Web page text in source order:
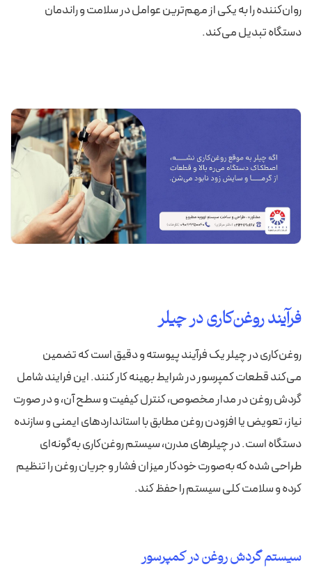
روان‌کننده را به یکی از مهم‌ترین عوامل در سلامت و راندمان
دستگاه تبدیل می‌کند.
فرآیند روغن‌کاری در چیلر
روغن‌کاری در چیلر یک فرآیند پیوسته و دقیق است که تضمین
می‌کند قطعات کمپرسور در شرایط بهینه کار کنند. این فرایند شامل
گردش روغن در مدار مخصوص، کنترل کیفیت و سطح آن، و در صورت
نیاز، تعویض یا افزودن روغن مطابق با استانداردهای ایمنی و سازنده
دستگاه است. در چیلرهای مدرن، سیستم روغن‌کاری به‌گونه‌ای
طراحی شده که به‌صورت خودکار میزان فشار و جریان روغن را تنظیم
کرده و سلامت کلی سیستم را حفظ کند.
سیستم گردش روغن در کمپرسور